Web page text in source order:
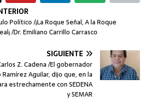
Político /¡La Roque Señal, A la Roque
/Dr. Emiliano Carrillo Carrasco
SIGUIENTE
Z. Cadena /El gobernador
Aguilar, dijo que, en la
estrechamente con SEDENA
y SEMAR